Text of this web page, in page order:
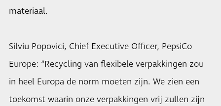
materiaal.
Silviu Popovici, Chief Executive Officer, PepsiCo
Europe: “Recycling van flexibele verpakkingen zou
in heel Europa de norm moeten zijn. We zien een
toekomst waarin onze verpakkingen vrij zullen zijn